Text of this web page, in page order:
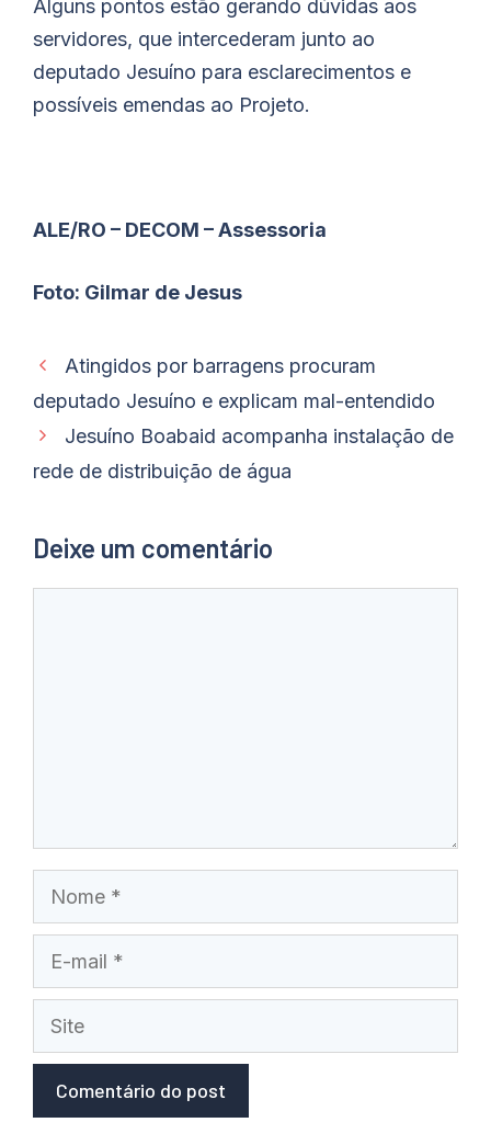
Alguns pontos estão gerando dúvidas aos
servidores, que intercederam junto ao
deputado Jesuíno para esclarecimentos e
possíveis emendas ao Projeto.
ALE/RO – DECOM – Assessoria
Foto: Gilmar de Jesus
Atingidos por barragens procuram
deputado Jesuíno e explicam mal-entendido
Jesuíno Boabaid acompanha instalação de
rede de distribuição de água
Deixe um comentário
Nome
mail
Site